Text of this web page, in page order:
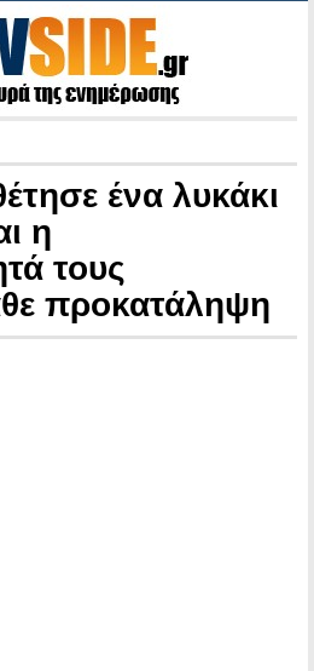
ένα λυκάκι
η
τους
προκατάληψη